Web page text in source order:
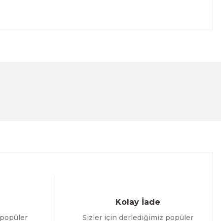
Kolay İade
Sizler için derlediğimiz popüler